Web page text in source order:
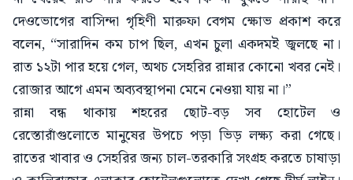
দেওভোগের বাসিন্দা গৃহিণী মারুফা বেগম ক্ষোভ প্রকাশ করে
বলেন, “সারাদিন কম চাপ ছিল, এখন চুলা একদমই জ্বলছে না।
রাত ১২টা পার হয়ে গেল, অথচ সেহরির রান্নার কোনো খবর নেই।
রোজার আগে এমন অব্যবস্থাপনা মেনে নেওয়া যায় না।”
রান্না বন্ধ থাকায় শহরের ছোট-বড় সব হোটেল ও
রেস্তোরাঁগুলোতে মানুষের উপচে পড়া ভিড় লক্ষ্য করা গেছে।
রাতের খাবার ও সেহরির জন্য চাল-তরকারি সংগ্রহ করতে চাষাড়া